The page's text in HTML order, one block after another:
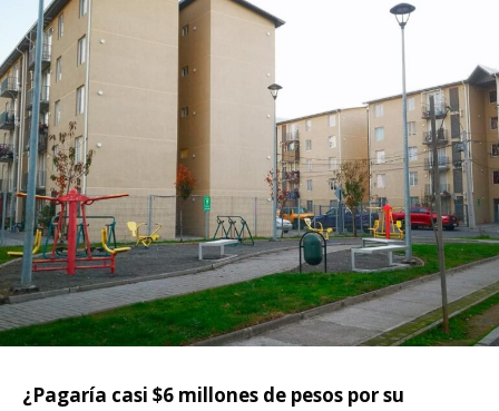
¿Pagaría casi $6 millones de pesos por su